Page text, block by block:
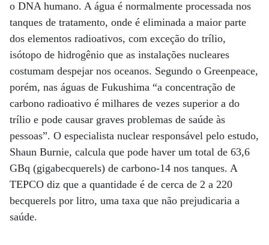
o DNA humano. A água é normalmente processada nos
tanques de tratamento, onde é eliminada a maior parte
dos elementos radioativos, com exceção do trílio,
isótopo de hidrogênio que as instalações nucleares
costumam despejar nos oceanos. Segundo o Greenpeace,
porém, nas águas de Fukushima “a concentração de
carbono radioativo é milhares de vezes superior a do
trílio e pode causar graves problemas de saúde às
pessoas”. O especialista nuclear responsável pelo estudo,
Shaun Burnie, calcula que pode haver um total de 63,6
GBq (gigabecquerels) de carbono-14 nos tanques. A
TEPCO diz que a quantidade é de cerca de 2 a 220
becquerels por litro, uma taxa que não prejudicaria a
saúde.